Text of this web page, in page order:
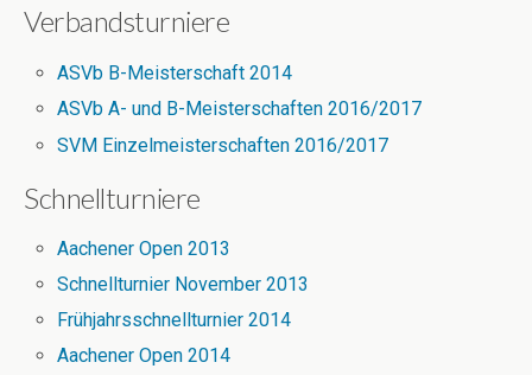
Verbandsturniere
ASVb B-Meisterschaft 2014
ASVb A- und B-Meisterschaften 2016/2017
SVM Einzelmeisterschaften 2016/2017
Schnellturniere
Aachener Open 2013
Schnellturnier November 2013
Frühjahrsschnellturnier 2014
Aachener Open 2014